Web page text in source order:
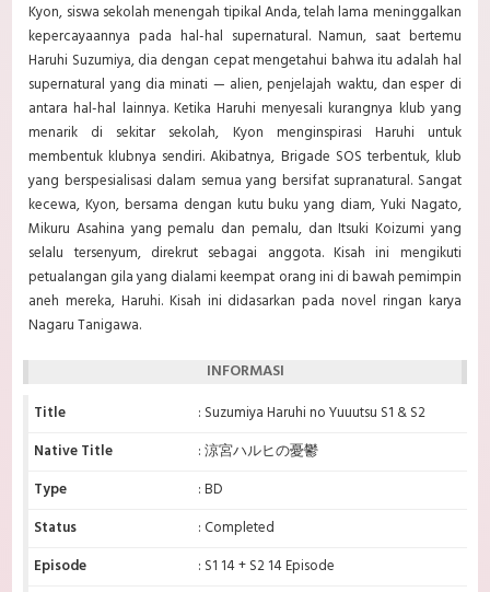
Kyon, siswa sekolah menengah tipikal Anda, telah lama meninggalkan
kepercayaannya pada hal-hal supernatural. Namun, saat bertemu
Haruhi Suzumiya, dia dengan cepat mengetahui bahwa itu adalah hal
supernatural yang dia minati — alien, penjelajah waktu, dan esper di
antara hal-hal lainnya. Ketika Haruhi menyesali kurangnya klub yang
menarik di sekitar sekolah, Kyon menginspirasi Haruhi untuk
membentuk klubnya sendiri. Akibatnya, Brigade SOS terbentuk, klub
yang berspesialisasi dalam semua yang bersifat supranatural. Sangat
kecewa, Kyon, bersama dengan kutu buku yang diam, Yuki Nagato,
Mikuru Asahina yang pemalu dan pemalu, dan Itsuki Koizumi yang
selalu tersenyum, direkrut sebagai anggota. Kisah ini mengikuti
petualangan gila yang dialami keempat orang ini di bawah pemimpin
aneh mereka, Haruhi. Kisah ini didasarkan pada novel ringan karya
Nagaru Tanigawa.
INFORMASI
Title
: Suzumiya Haruhi no Yuuutsu S1 & S2
Native Title
: 涼宮ハルヒの憂鬱
Type
: BD
Status
: Completed
Episode
: S1 14 + S2 14 Episode